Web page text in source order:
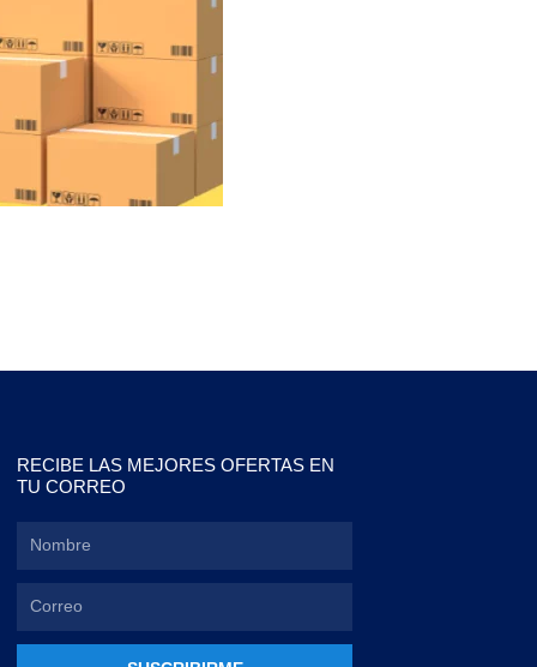
RECIBE LAS MEJORES OFERTAS EN
TU CORREO